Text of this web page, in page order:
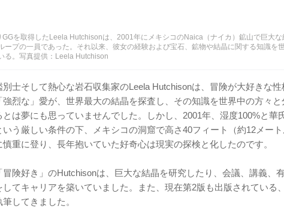
GGを取得したLeela Hutchisonは、2001年にメキシコのNaica（ナイカ）鉱山で巨大
ープの一員であった。それ以来、彼女の経験および宝石、鉱物や結晶に関する知識を
る。写真提供：Leela Hutchison
別士そして熱心な岩石収集家のLeela Hutchisonは、冒険が大好きな
強烈な」愛が、世界最大の結晶を探査し、その知識を世界中の方々と
とは夢にも思っていませんでした。しかし、2001年、湿度100%と華
いう厳しい条件の下、メキシコの洞窟で高さ40フィート（約12メー
慎重に登り、長年抱いていた好奇心は現実の探検と化したのです。
冒険好き」のHutchisonは、巨大な結晶を研究したり、会議、講義、
してキャリアを築いていました。また、現在第2版も出版されている
してきました。